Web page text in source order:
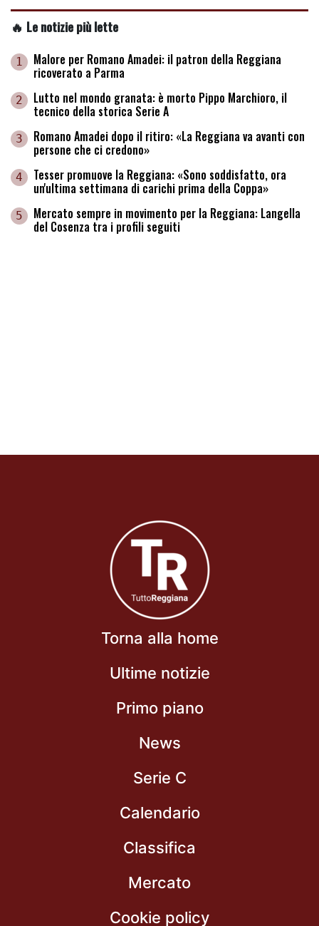
🔥 Le notizie più lette
1 Malore per Romano Amadei: il patron della Reggiana
ricoverato a Parma
2 Lutto nel mondo granata: è morto Pippo Marchioro, il
tecnico della storica Serie A
3 Romano Amadei dopo il ritiro: «La Reggiana va avanti con
persone che ci credono»
4 Tesser promuove la Reggiana: «Sono soddisfatto, ora
un'ultima settimana di carichi prima della Coppa»
5 Mercato sempre in movimento per la Reggiana: Langella
del Cosenza tra i profili seguiti
Torna alla home
Ultime notizie
Primo piano
News
Serie C
Calendario
Classifica
Mercato
Cookie policy